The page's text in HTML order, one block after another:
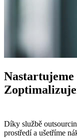
Nastartujeme
Díky službě
prostředí a ušetříme